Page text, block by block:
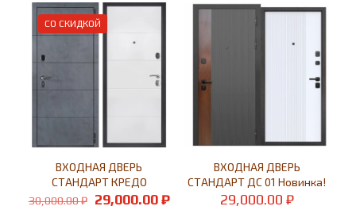
СО СКИДКОЙ
ВХОДНАЯ ДВЕРЬ
СТАНДАРТ КРЕДО
30,000.00₽
Первоначальная
29,000.00₽Текущая
ВХОДНАЯ ДВЕРЬ
СТАНДАРТ ДС 01 Новинка!
29,000.00 ₽